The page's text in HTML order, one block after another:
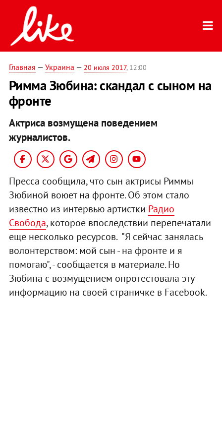
Главная — Украина — 20 июля 2017, 12:00
Римма Зюбина: скандал с сыном на
фронте
Актриса возмущена поведением
журналистов.
Пресса сообщила, что сын актрисы Риммы
Зюбиной воюет на фронте. Об этом стало
известно из интервью артистки Радио
Свобода, которое впоследствии перепечатали
еще несколько ресурсов. "Я сейчас занялась
волонтерством: мой сын - на фронте и я
помогаю", - сообщается в материале. Но
Зюбина с возмущением опротестовала эту
информацию на своей страничке в Facebook.